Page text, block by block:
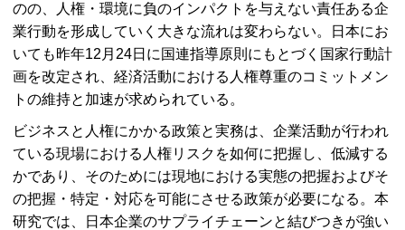
のの、人権・環境に負のインパクトを与えない責任ある企
業行動を形成していく大きな流れは変わらない。日本にお
いても昨年12月24日に国連指導原則にもとづく国家行動計
画を改定され、経済活動における人権尊重のコミットメン
トの維持と加速が求められている。
ビジネスと人権にかかる政策と実務は、企業活動が行われ
ている現場における人権リスクを如何に把握し、低減する
かであり、そのためには現地における実態の把握およびそ
の把握・特定・対応を可能にさせる政策が必要になる。本
研究では、日本企業のサプライチェーンと結びつきが強い